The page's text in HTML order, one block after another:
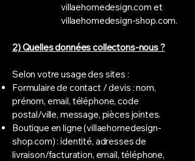
villaehomedesign.com et
villaehomedesign-shop.com.
2) Quelles données collectons-nous ?
Selon votre usage des sites :
Formulaire de contact / devis : nom,
prénom, email, téléphone, code
postal/ville, message, pièces jointes.
Boutique en ligne (villaehomedesign-
shop.com) : identité, adresses de
livraison/facturation, email, téléphone,